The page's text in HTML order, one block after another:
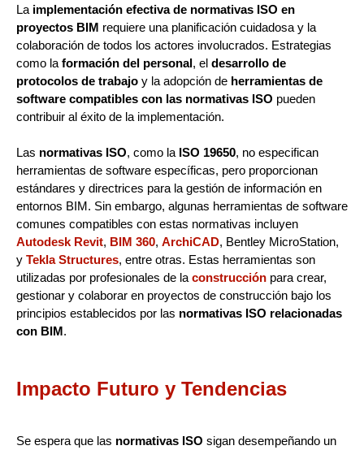
La implementación efectiva de normativas ISO en
proyectos BIM requiere una planificación cuidadosa y la
colaboración de todos los actores involucrados. Estrategias
como la formación del personal, el desarrollo de
protocolos de trabajo y la adopción de herramientas de
software compatibles con las normativas ISO pueden
contribuir al éxito de la implementación.
Las normativas ISO, como la ISO 19650, no especifican
herramientas de software específicas, pero proporcionan
estándares y directrices para la gestión de información en
entornos BIM. Sin embargo, algunas herramientas de software
comunes compatibles con estas normativas incluyen
Autodesk Revit, BIM 360, ArchiCAD, Bentley MicroStation,
y Tekla Structures, entre otras. Estas herramientas son
utilizadas por profesionales de la construcción para crear,
gestionar y colaborar en proyectos de construcción bajo los
principios establecidos por las normativas ISO relacionadas
con BIM.
Impacto Futuro y Tendencias
Se espera que las normativas ISO sigan desempeñando un